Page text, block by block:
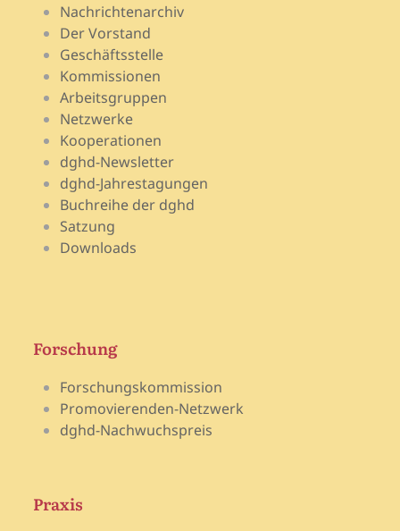
Nachrichtenarchiv
Der Vorstand
Geschäftsstelle
Kommissionen
Arbeitsgruppen
Netzwerke
Kooperationen
dghd-Newsletter
dghd-Jahrestagungen
Buchreihe der dghd
Satzung
Downloads
Forschung
Forschungskommission
Promovierenden-Netzwerk
dghd-Nachwuchspreis
Praxis